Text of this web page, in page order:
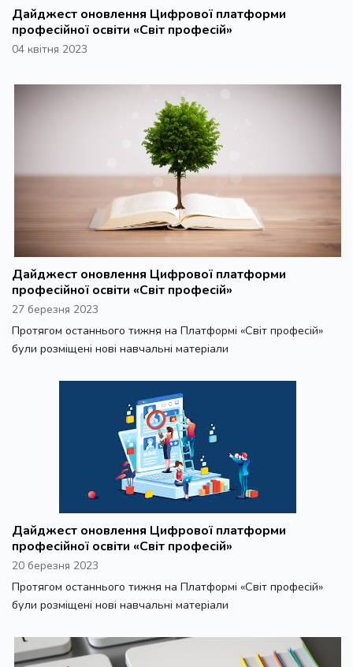
Дайджест оновлення Цифрової платформи
професійної освіти «Світ професій»
04 квітня 2023
Дайджест оновлення Цифрової платформи
професійної освіти «Світ професій»
27 березня 2023
Протягом останнього тижня на Платформі «Світ професій»
були розміщені нові навчальні матеріали
Дайджест оновлення Цифрової платформи
професійної освіти «Світ професій»
20 березня 2023
Протягом останнього тижня на Платформі «Світ професій»
були розміщені нові навчальні матеріали